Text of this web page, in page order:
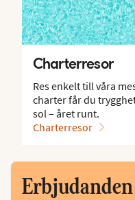
Charterresor
Res enkelt till våra
charter får du
sol – året runt.
Charterresor